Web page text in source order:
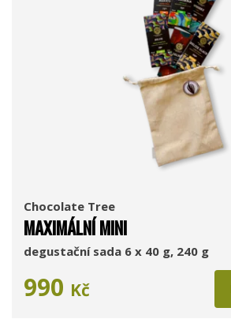
Chocolate Tree
MAXIMÁLNÍ MINI
degustační sada 6 x 40 g, 240 g
990 Kč